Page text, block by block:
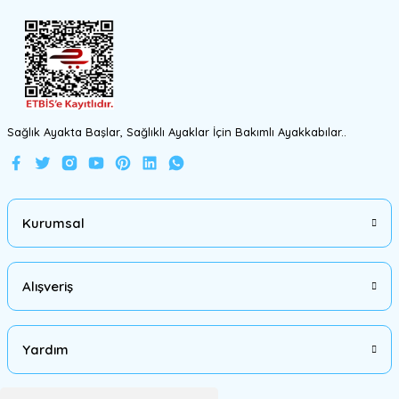
Sağlık Ayakta Başlar, Sağlıklı Ayaklar İçin Bakımlı Ayakkabılar..
Kurumsal
Alışveriş
Yardım